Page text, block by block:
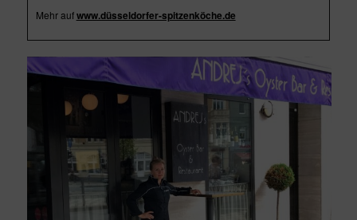
Mehr aufwww.düsseldorfer-spitzenköche.de